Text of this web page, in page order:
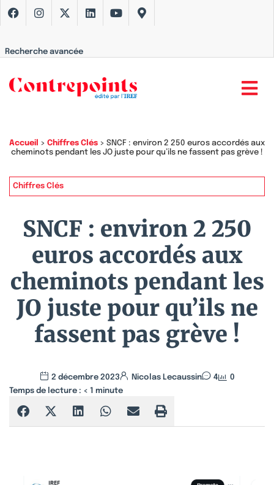
Recherche avancée
Accueil > Chiffres Clés > SNCF : environ 2 250 euros accordés aux
cheminots pendant les JO juste pour qu’ils ne fassent pas grève !
Chiffres Clés
SNCF : environ 2 250
euros accordés aux
cheminots pendant les
JO juste pour qu’ils ne
fassent pas grève !
2 décembre 2023 Nicolas Lecaussin 4
0
Temps de lecture : < 1 minute